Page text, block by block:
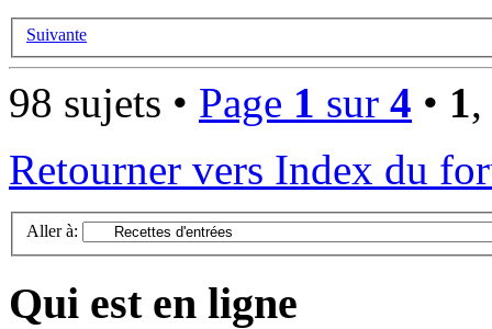
Suivante
98 sujets • Page 1 sur 4 • 1,
Retourner vers Index du
Aller à:
Qui est en ligne